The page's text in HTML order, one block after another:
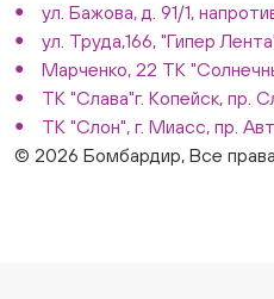
ул. Бажова, д. 91/1,
ул. Труда,166, "Гипер
Марченко, 22 ТК
ТК "Слава"г. Копейск, пр.
ТК "Слон", г. Миасс, пр.
© 2026 Бомбардир, Все